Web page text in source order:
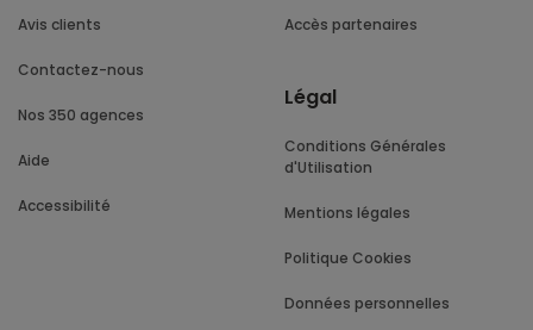
Avis clients
Contactez-nous
Nos 350 agences
Aide
Accessibilité
Accès partenaires
Légal
Conditions Générales
d'Utilisation
Mentions légales
Politique Cookies
Données personnelles